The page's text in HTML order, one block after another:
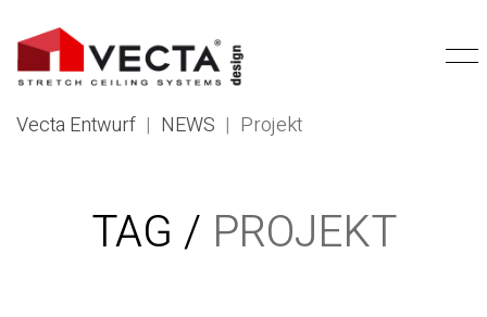
Vecta Entwurf | NEWS | Projekt
TAG / PROJEKT